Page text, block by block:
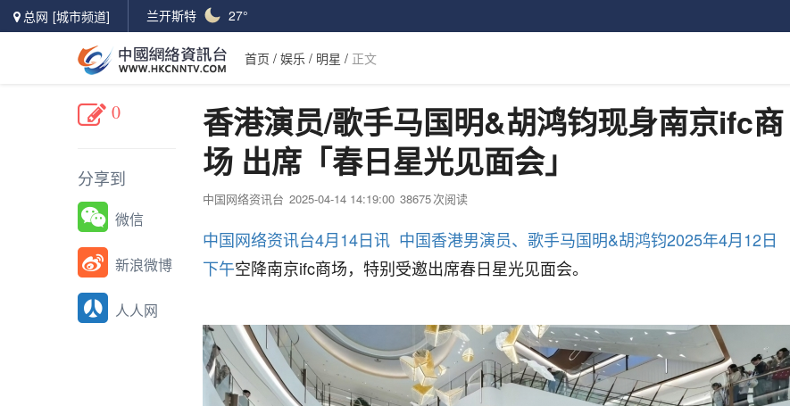
总网 [城市频道] 兰开斯特 27°
首页 / 娱乐 / 明星 / 正文
0
分享到
微信
新浪微博
人人网
香港演员/歌手马国明&胡鸿钧现身南京ifc商
场 出席「春日星光见面会」
中国网络资讯台 2025-04-14 14:19:00 38675次阅读
中国网络资讯台4月14日讯 中国香港男演员、歌手马国明&胡鸿钧2025年4月12日
下午空降南京ifc商场，特别受邀出席春日星光见面会。